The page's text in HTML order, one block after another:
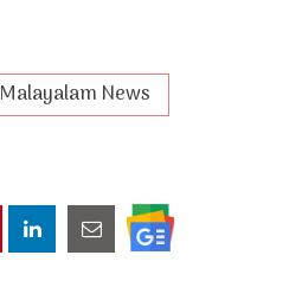
Malayalam News